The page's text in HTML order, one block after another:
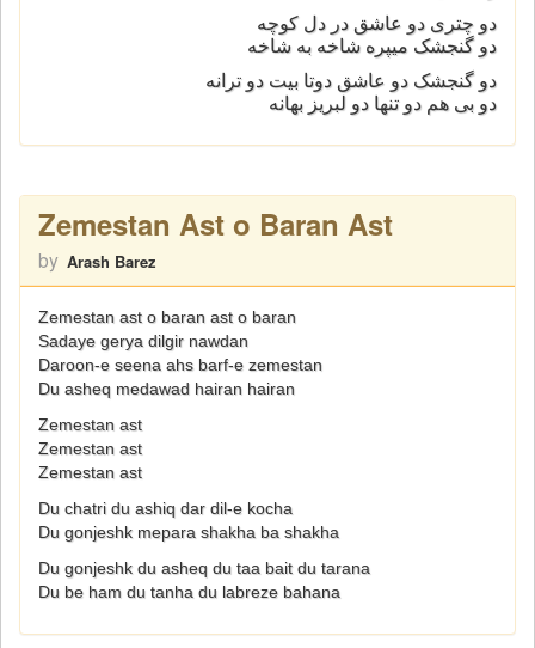
دو چتری دو عاشق در دل کوچه
دو گنجشک میپره شاخه به شاخه
دو گنجشک دو عاشق دوتا بیت دو ترانه
دو بی هم دو تنها دو لبریز بهانه
Zemestan Ast o Baran Ast
by Arash Barez
Zemestan ast o baran ast o baran
Sadaye gerya dilgir nawdan
Daroon-e seena ahs barf-e zemestan
Du asheq medawad hairan hairan
Zemestan ast
Zemestan ast
Zemestan ast
Du chatri du ashiq dar dil-e kocha
Du gonjeshk mepara shakha ba shakha
Du gonjeshk du asheq du taa bait du tarana
Du be ham du tanha du labreze bahana